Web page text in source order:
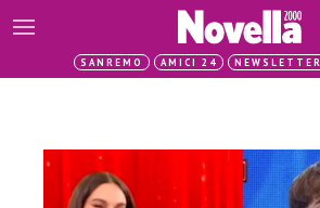
SANREMO AMICI 24 NEWSLETTER